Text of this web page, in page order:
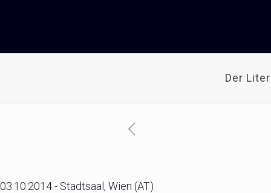
Der
03.10.2014 - Stadtsaal, Wien (AT)